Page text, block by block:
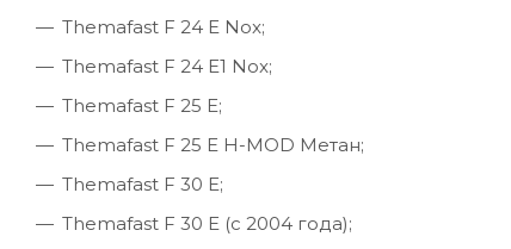
Themafast F 24 E Nox;
Themafast F 24 E1 Nox;
Themafast F 25 E;
Themafast F 25 E H-MOD Метан;
Themafast F 30 E;
Themafast F 30 E (с 2004 года);